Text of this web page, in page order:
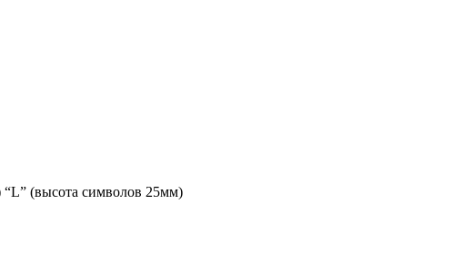
(высота символов 25мм)